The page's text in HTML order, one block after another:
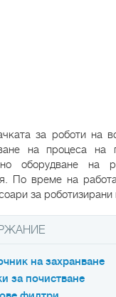
за роботи на
на процеса на
оборудване на
По време на
за
на захранване
за почистване